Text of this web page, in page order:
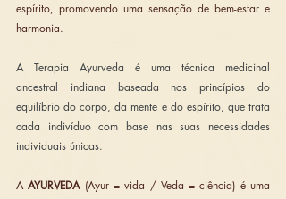
espírito, promovendo uma sensação de bem-estar e
harmonia.
A Terapia Ayurveda é uma técnica medicinal
ancestral indiana baseada nos princípios do
equilíbrio do corpo, da mente e do espírito, que trata
cada indivíduo com base nas suas necessidades
individuais únicas.
A AYURVEDA (Ayur = vida / Veda = ciência) é uma